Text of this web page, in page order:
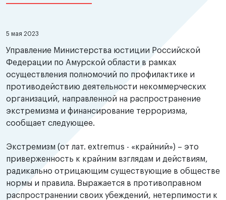
5 мая 2023
Управление Министерства юстиции Российской
Федерации по Амурской области в рамках
осуществления полномочий по профилактике и
противодействию деятельности некоммерческих
организаций, направленной на распространение
экстремизма и финансирование терроризма,
сообщает следующее.
Экстремизм (от лат. extremus - «крайний») – это
приверженность к крайним взглядам и действиям,
радикально отрицающим существующие в обществе
нормы и правила. Выражается в противоправном
распространении своих убеждений, нетерпимости к